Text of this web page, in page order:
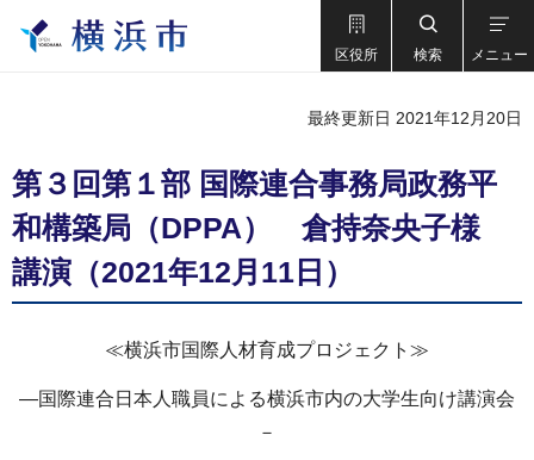
区役所 検索 メニュー
最終更新日 2021年12月20日
第３回第１部 国際連合事務局政務平
和構築局（DPPA） 倉持奈央子様
講演（2021年12月11日）
≪横浜市国際人材育成プロジェクト≫
―国際連合日本人職員による横浜市内の大学生向け講演会
－